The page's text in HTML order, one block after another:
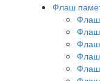
Флаш